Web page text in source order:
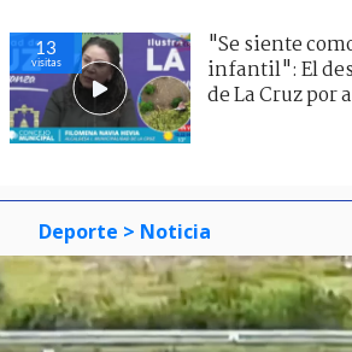
13
visitas
"Se siente
infantil": El
de La Cruz por
Deporte > Noticia